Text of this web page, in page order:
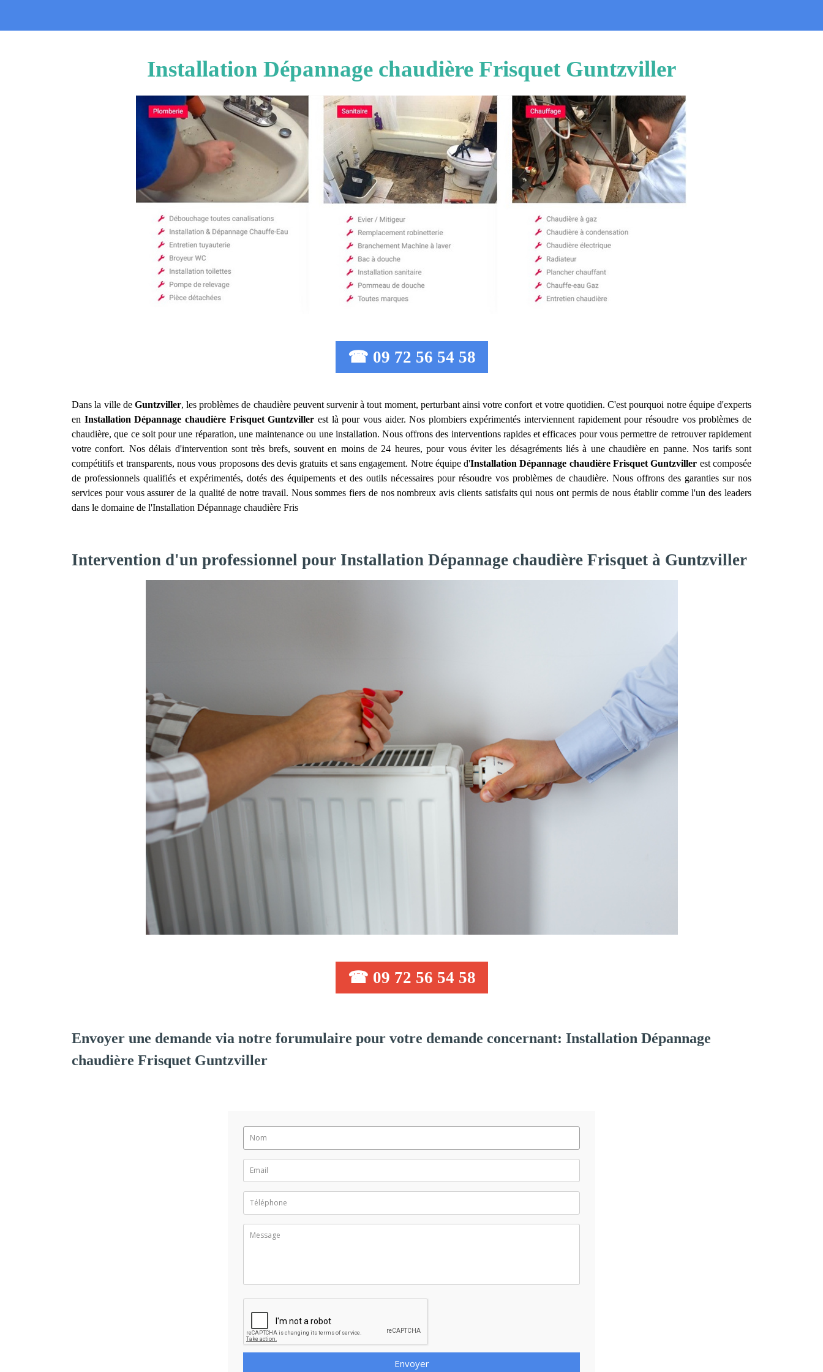
Installation Dépannage chaudière Frisquet Guntzviller
☎ 09 72 56 54 58
Dans la ville de Guntzviller, les problèmes de chaudière peuvent survenir à tout moment, perturbant ainsi votre confort et votre quotidien. C'est pourquoi notre équipe d'experts
en Installation Dépannage chaudière Frisquet Guntzviller est là pour vous aider. Nos plombiers expérimentés interviennent rapidement pour résoudre vos problèmes de
chaudière, que ce soit pour une réparation, une maintenance ou une installation. Nous offrons des interventions rapides et efficaces pour vous permettre de retrouver rapidement
votre confort. Nos délais d'intervention sont très brefs, souvent en moins de 24 heures, pour vous éviter les désagréments liés à une chaudière en panne. Nos tarifs sont
compétitifs et transparents, nous vous proposons des devis gratuits et sans engagement. Notre équipe d'Installation Dépannage chaudière Frisquet Guntzviller est composée
de professionnels qualifiés et expérimentés, dotés des équipements et des outils nécessaires pour résoudre vos problèmes de chaudière. Nous offrons des garanties sur nos
services pour vous assurer de la qualité de notre travail. Nous sommes fiers de nos nombreux avis clients satisfaits qui nous ont permis de nous établir comme l'un des leaders
dans le domaine de l'Installation Dépannage chaudière Fris
Intervention d'un professionnel pour Installation Dépannage chaudière Frisquet à Guntzviller
☎ 09 72 56 54 58
Envoyer une demande via notre forumulaire pour votre demande concernant: Installation Dépannage
chaudière Frisquet Guntzviller
Envoyer